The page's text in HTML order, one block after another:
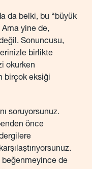
da belki, bu “büyük
Ama yine de,
Sonuncusu,
birlikte
okurken
birçok eksiği
soruyorsunuz.
önce
beğenmeyince de